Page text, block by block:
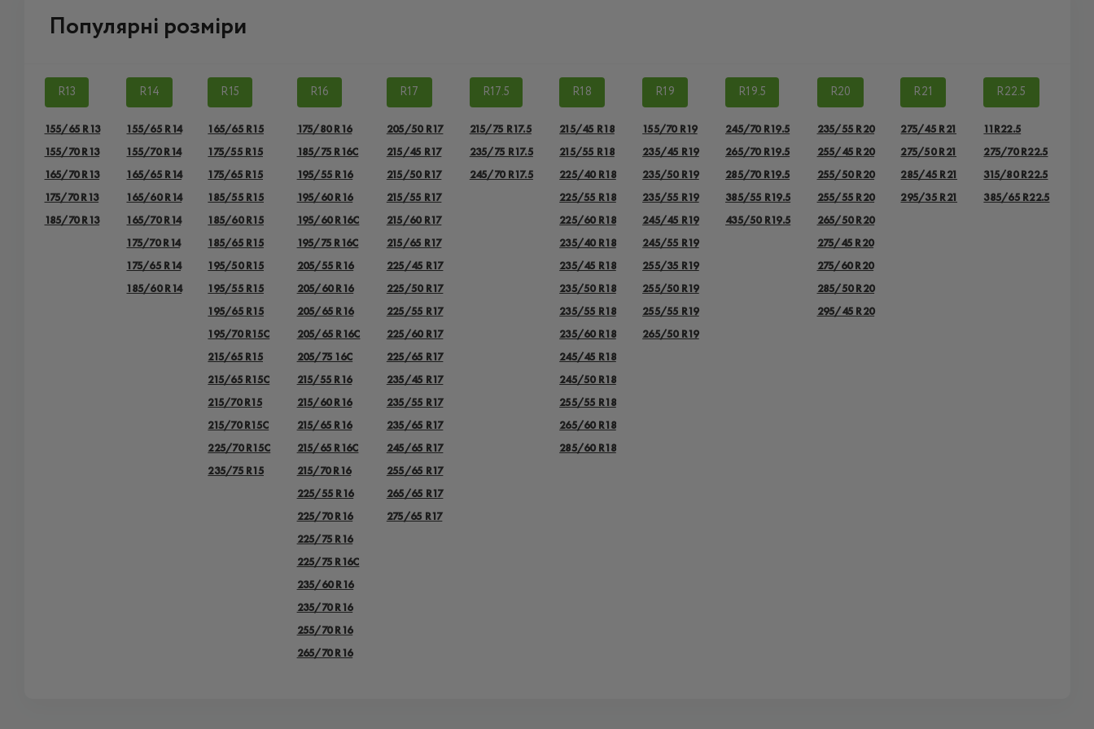
Популярні розміри
R13
155/65 R13
155/70 R13
165/70 R13
175/70 R13
185/70 R13
R14
155/65 R14
155/70 R14
165/65 R14
165/60 R14
165/70 R14
175/70 R14
175/65 R14
185/60 R14
R15
165/65 R15
175/55 R15
175/65 R15
185/55 R15
185/60 R15
185/65 R15
195/50 R15
195/55 R15
195/65 R15
195/70 R15C
215/65 R15
215/65 R15C
215/70 R15
215/70 R15C
225/70 R15C
235/75 R15
R16
175/80 R16
185/75 R16C
195/55 R16
195/60 R16
195/60 R16C
195/75 R16C
205/55 R16
205/60 R16
205/65 R16
205/65 R16C
205/75 16C
215/55 R16
215/60 R16
215/65 R16
215/65 R16C
215/70 R16
225/55 R16
225/70 R16
225/75 R16
225/75 R16С
235/60 R16
235/70 R16
255/70 R16
265/70 R16
R17
205/50 R17
215/45 R17
215/50 R17
215/55 R17
215/60 R17
215/65 R17
225/45 R17
225/50 R17
225/55 R17
225/60 R17
225/65 R17
235/45 R17
235/55 R17
235/65 R17
245/65 R17
255/65 R17
265/65 R17
275/65 R17
R17.5
215/75 R17.5
235/75 R17.5
245/70 R17.5
R18
215/45 R18
215/55 R18
225/40 R18
225/55 R18
225/60 R18
235/40 R18
235/45 R18
235/50 R18
235/55 R18
235/60 R18
245/45 R18
245/50 R18
255/55 R18
265/60 R18
285/60 R18
R19
155/70 R19
235/45 R19
235/50 R19
235/55 R19
245/45 R19
245/55 R19
255/35 R19
255/50 R19
255/55 R19
265/50 R19
R19.5
245/70 R19.5
265/70 R19.5
285/70 R19.5
385/55 R19.5
435/50 R19.5
R20
235/55 R20
255/45 R20
255/50 R20
255/55 R20
265/50 R20
275/45 R20
275/60 R20
285/50 R20
295/45 R20
R21
275/45 R21
275/50 R21
285/45 R21
295/35 R21
R22.5
11R22.5
275/70 R22.5
315/80 R22.5
385/65 R22.5